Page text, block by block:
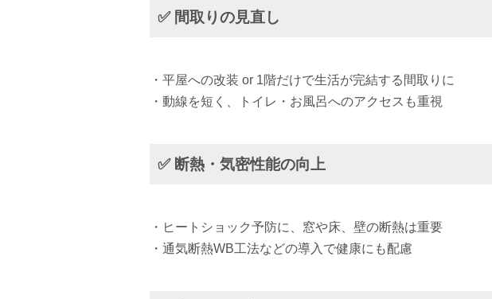
✅ 間取りの見直し
・平屋への改装 or 1階だけで生活が完結する間取りに
・動線を短く、トイレ・お風呂へのアクセスも重視
✅ 断熱・気密性能の向上
・ヒートショック予防に、窓や床、壁の断熱は重要
・通気断熱WB工法などの導入で健康にも配慮